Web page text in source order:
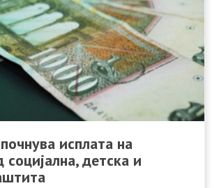
исплата на
социјална, детска и